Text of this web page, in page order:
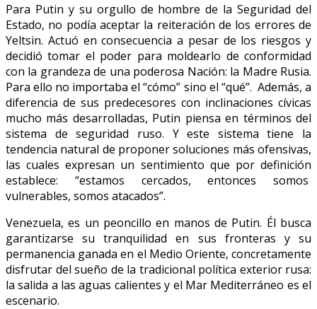
Para Putin y su orgullo de hombre de la Seguridad del
Estado, no podía aceptar la reiteración de los errores de
Yeltsin. Actuó en consecuencia a pesar de los riesgos y
decidió tomar el poder para moldearlo de conformidad
con la grandeza de una poderosa Nación: la Madre Rusia.
Para ello no importaba el “cómo” sino el “qué”. Además, a
diferencia de sus predecesores con inclinaciones cívicas
mucho más desarrolladas, Putin piensa en términos del
sistema de seguridad ruso. Y este sistema tiene la
tendencia natural de proponer soluciones más ofensivas,
las cuales expresan un sentimiento que por definición
establece: “estamos cercados, entonces somos
vulnerables, somos atacados”.
Venezuela, es un peoncillo en manos de Putin. Él busca
garantizarse su tranquilidad en sus fronteras y su
permanencia ganada en el Medio Oriente, concretamente
disfrutar del sueño de la tradicional política exterior rusa:
la salida a las aguas calientes y el Mar Mediterráneo es el
escenario.